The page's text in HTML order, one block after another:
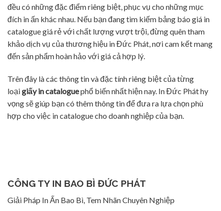
đều có những đặc điểm riêng biệt, phục vụ cho những mục
đích in ấn khác nhau. Nếu bạn đang tìm kiếm bảng báo giá in
catalogue giá rẻ với chất lượng vượt trội, đừng quên tham
khảo dịch vụ của thương hiệu in Đức Phát, nơi cam kết mang
đến sản phẩm hoàn hảo với giá cả hợp lý.
Trên đây là các thông tin và đặc tính riêng biệt của từng
loạigiấy in cataloguephổ biến nhất hiện nay. In Đức Phát hy
vọng sẽ giúp bạn có thêm thông tin để đưa ra lựa chọn phù
hợp cho việc in catalogue cho doanh nghiệp của bạn.
CÔNG TY IN BAO BÌ ĐỨC PHÁT
Giải Pháp In Ấn Bao Bì, Tem Nhãn Chuyên Nghiệp